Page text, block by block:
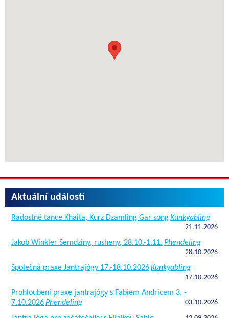
Aktuální události
Radostné tance Khaita, Kurz Dzamling Gar songKunkyabling
21.11.2026
Jakob Winkler Semdziny, rusheny, 28.10.-1.11. Phendeling
28.10.2026
Společná praxe Jantrajógy 17.-18.10.2026Kunkyabling
17.10.2026
Prohloubení praxe jantrajógy s Fabiem Andricem 3. -
7.10.2026Phendeling 03.10.2026